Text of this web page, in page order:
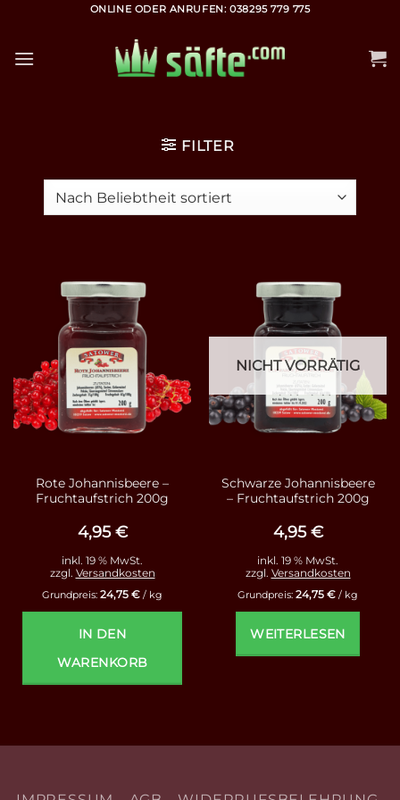
springen
ONLINE ODER ANRUFEN: 038295 779 775
FILTER
Rote Johannisbeere –
Fruchtaufstrich 200g
4,95€
inkl. 19 % MwSt.
zzgl. Versandkosten
Grundpreis: 24,75 € / kg
IN DEN
WARENKORB
NICHT VORRÄTIG
Schwarze Johannisbeere
– Fruchtaufstrich 200g
4,95€
inkl. 19 % MwSt.
zzgl. Versandkosten
Grundpreis: 24,75 € / kg
WEITERLESEN